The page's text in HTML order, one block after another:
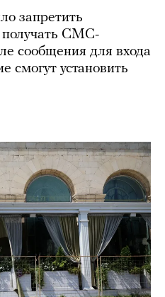
запретить
получать СМС-
сообщения для входа
смогут установить